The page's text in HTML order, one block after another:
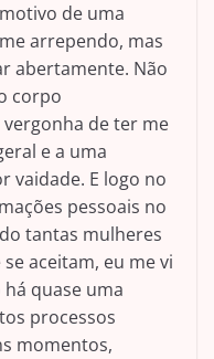
de uma
arrependo, mas
abertamente. Não
corpo
de ter me
e a uma
vaidade. E logo no
pessoais no
tantas mulheres
aceitam, eu me vi
quase uma
processos
momentos,